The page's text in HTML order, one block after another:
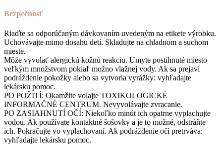
Bezpečnosť
Riaďte sa odporúčaným dávkovaním uvedeným na etikete výrobku.
Uchovávajte mimo dosahu detí. Skladujte na chladnom a suchom
mieste.
Môže vyvolať alergickú kožnú reakciu. Umyte postihnuté miesto
veľkým množstvom pokiaľ možno vlažnej vody. Ak sa prejaví
podráždenie pokožky alebo sa vytvoria vyrážky: vyhľadajte
lekársku pomoc.
PO POŽITÍ: Okamžite volajte TOXIKOLOGICKÉ
INFORMAČNÉ CENTRUM. Nevyvolávajte zvracanie.
PO ZASIAHNUTÍ OČÍ: Niekoľko minút ich opatrne vyplachujte
vodou. Ak používate kontaktné šošovky a je to možné, odstráňte
ich. Pokračujte vo vyplachovaní. Ak podráždenie očí pretrváva:
vyhľadajte lekársku pomoc.